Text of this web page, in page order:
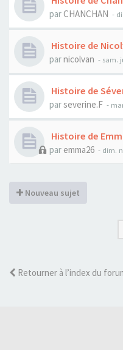
parCHANCHAN -
Histoire de
parnicolvan - sam.
Histoire de
parseverine.F -
Histoire de
par emma26 - dim.
Nouveau sujet
Retourner à l’index du